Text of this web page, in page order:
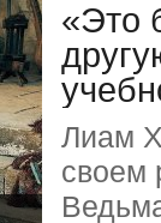
«Это
Лиам
своем